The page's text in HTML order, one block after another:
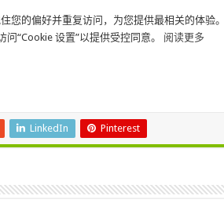
您的偏好并重复访问，为您提供最相关的体验。
“Cookie 设置”以提供受控同意。 阅读更多
LinkedIn Pinterest